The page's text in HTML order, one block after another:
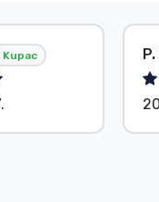
Kupac